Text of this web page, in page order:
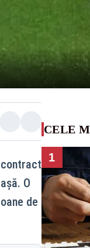
contract
O
de
CELE
1